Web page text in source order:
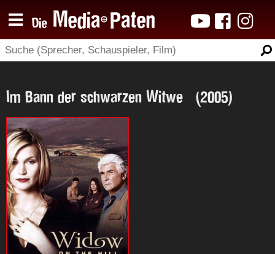
Im Bann der schwarzen Witwe (2005)